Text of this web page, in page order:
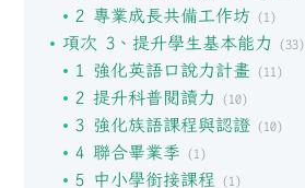
2 專業成長共備工作坊 (1)
項次 3、提升學生基本能力 (33)
1 強化英語口說力計畫 (11)
2 提升科普閱讀力 (10)
3 強化族語課程與認證(10)
4 聯合畢業季 (1)
5 中小學銜接課程 (1)